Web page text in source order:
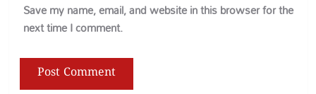
Save my name, email, and website in this browser for the
next time I comment.